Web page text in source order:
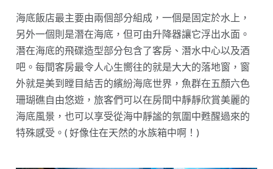
海底飯店最主要由兩個部分組成，一個是固定於水上，
另外一個則是潛在海底，但可由升降器讓它浮出水面。
潛在海底的飛碟造型部分包含了客房、潛水中心以及酒
吧。每間客房最令人心生嚮往的就是大大的落地窗，窗
外就是美到瞠目結舌的繽紛海底世界，魚群在五顏六色
珊瑚礁自由悠遊，旅客們可以在房間中靜靜欣賞美麗的
海底風景，也可以享受從海中靜謐的氛圍中甦醒過來的
特殊感受。( 好像住在天然的水族箱中啊！)